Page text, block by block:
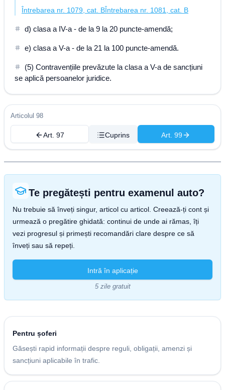
Întrebarea nr. 1079, cat. BÎntrebarea nr. 1081, cat. B
d) clasa a IV-a - de la 9 la 20 puncte-amendă;
e) clasa a V-a - de la 21 la 100 puncte-amendă.
(5) Contravențiile prevăzute la clasa a V-a de sancțiuni
se aplică persoanelor juridice.
Articolul 98
Art. 97 Cuprins Art. 99
Te pregătești pentru examenul auto?
Nu trebuie să înveți singur, articol cu articol. Creează-ți cont și
urmează o pregătire ghidată: continui de unde ai rămas, îți
vezi progresul și primești recomandări clare despre ce să
înveți sau să repeți.
Intră în aplicație
5 zile gratuit
Pentru șoferi
Găsești rapid informații despre reguli, obligații, amenzi și
sancțiuni aplicabile în trafic.